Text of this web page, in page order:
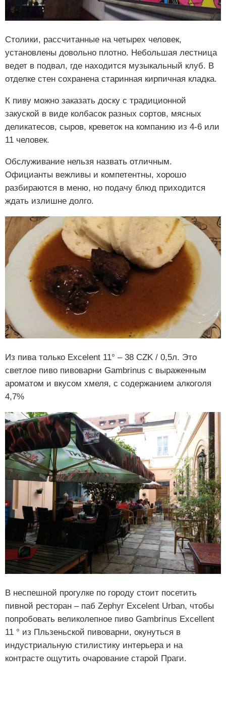
Столики, рассчитанные на четырех человек,
установлены довольно плотно. Небольшая лестница
ведет в подвал, где находится музыкальный клуб. В
отделке стен сохранена старинная кирпичная кладка.
К пиву можно заказать доску с традиционной
закуской в виде колбасок разных сортов, мясных
деликатесов, сыров, креветок на компанию из 4-6 или
11 человек.
Обслуживание нельзя назвать отличным.
Официанты вежливы и компетентны, хорошо
разбираются в меню, но подачу блюд приходится
ждать излишне долго.
Из пива только Excelent 11° – 38 CZK / 0,5л. Это
светлое пиво пивоварни Gambrinus с выраженным
ароматом и вкусом хмеля, с содержанием алкоголя
4,7%
В неспешной прогулке по городу стоит посетить
пивной ресторан – паб Zephyr Excelent Urban, чтобы
попробовать великолепное пиво Gambrinus Excellent
11 ° из Пльзеньской пивоварни, окунуться в
индустриальную стилистику интерьера и на
контрасте ощутить очарование старой Праги.